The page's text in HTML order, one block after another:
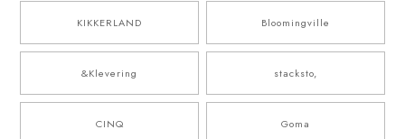
KIKKERLAND Bloomingville
&Klevering stacksto,
CINQ Goma